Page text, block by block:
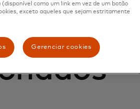
como um link em vez de um botão
exceto aqueles que sejam estritamente
Gerenciar cookies